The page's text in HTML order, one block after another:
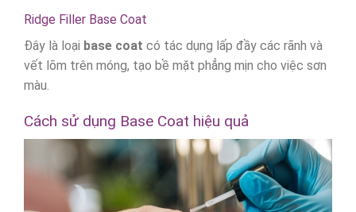
Ridge Filler Base Coat
Đây là loại base coat có tác dụng lấp đầy các rãnh và
vết lõm trên móng, tạo bề mặt phẳng mịn cho việc sơn
màu.
Cách sử dụng Base Coat hiệu quả